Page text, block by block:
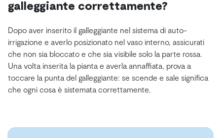
galleggiante correttamente?
Dopo aver inserito il galleggiante nel sistema di auto-
irrigazione e averlo posizionato nel vaso interno, assicurati
che non sia bloccato e che sia visibile solo la parte rossa.
Una volta inserita la pianta e averla annaffiata, prova a
toccare la punta del galleggiante: se scende e sale significa
che ogni cosa è sistemata correttamente.